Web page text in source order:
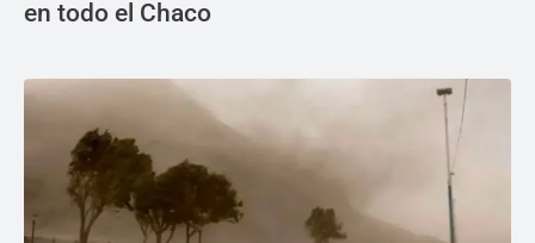
en todo el Chaco